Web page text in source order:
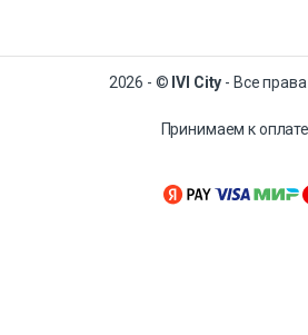
2026 - © IVI City - Все
Принимаем к